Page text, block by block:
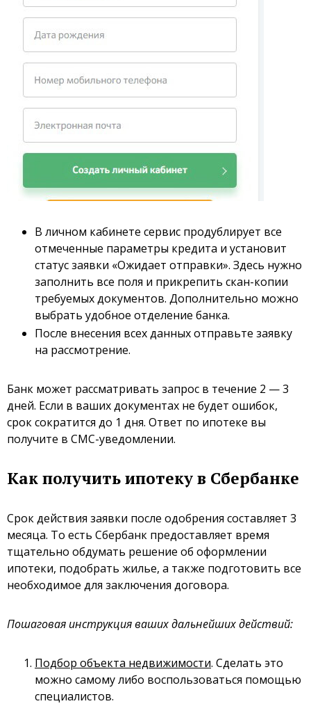
В личном кабинете сервис продублирует все
отмеченные параметры кредита и установит
статус заявки «Ожидает отправки». Здесь нужно
заполнить все поля и прикрепить скан-копии
требуемых документов. Дополнительно можно
выбрать удобное отделение банка.
После внесения всех данных отправьте заявку
на рассмотрение.
Банк может рассматривать запрос в течение 2 — 3
дней. Если в ваших документах не будет ошибок,
срок сократится до 1 дня. Ответ по ипотеке вы
получите в СМС-уведомлении.
Как получить ипотеку в Сбербанке
Срок действия заявки после одобрения составляет 3
месяца. То есть Сбербанк предоставляет время
тщательно обдумать решение об оформлении
ипотеки, подобрать жилье, а также подготовить все
необходимое для заключения договора.
Пошаговая инструкция ваших дальнейших действий:
Подбор объекта недвижимости. Сделать это
можно самому либо воспользоваться помощью
специалистов.